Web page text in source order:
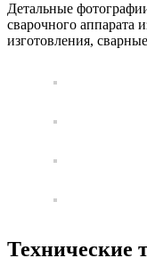
Детальные
сварочного аппарата
изготовления,
Технические